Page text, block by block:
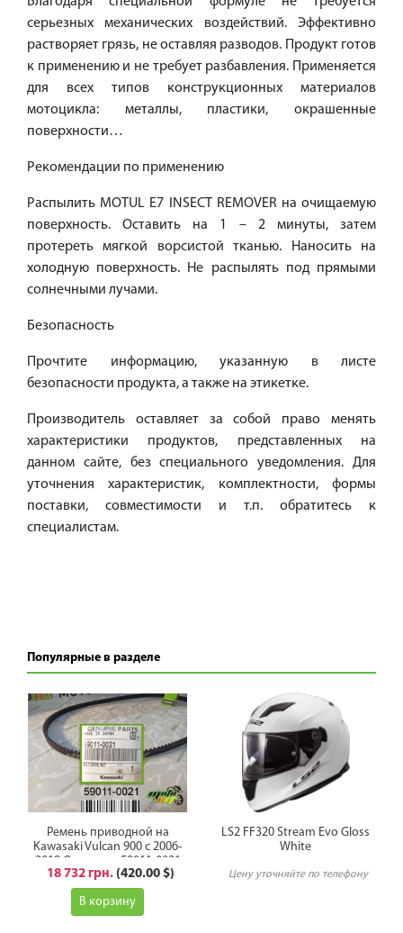
серьезных механических воздействий. Эффективно
растворяет грязь, не оставляя разводов. Продукт готов
к применению и не требует разбавления. Применяется
для всех типов конструкционных материалов
мотоцикла: металлы, пластики, окрашенные
поверхности…
Рекомендации по применению
Распылить MOTUL E7 INSECT REMOVER на очищаемую
поверхность. Оставить на 1 – 2 минуты, затем
протереть мягкой ворсистой тканью. Наносить на
холодную поверхность. Не распылять под прямыми
солнечными лучами.
Безопасность
Прочтите информацию, указанную в листе
безопасности продукта, а также на этикетке.
Производитель оставляет за собой право менять
характеристики продуктов, представленных на
данном сайте, без специального уведомления. Для
уточнения характеристик, комплектности, формы
поставки, совместимости и т.п. обратитесь к
специалистам.
Популярные в разделе
Ремень приводной на
Kawasaki Vulcan 900 с 2006-
2019 Оригинал 59011-0021
18 732 грн. (420.00 $)
В корзину
LS2 FF320 Stream Evo Gloss
White
Цену уточняйте по телефону